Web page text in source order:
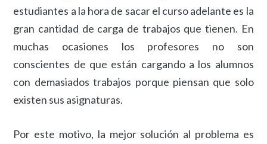
estudiantes a la hora de sacar el curso adelante es la
gran cantidad de carga de trabajos que tienen. En
muchas ocasiones los profesores no son
conscientes de que están cargando a los alumnos
con demasiados trabajos porque piensan que solo
existen sus asignaturas.
Por este motivo, la mejor solución al problema es